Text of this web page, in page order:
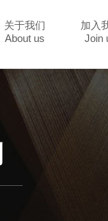
关于我们
About us
加入
Join